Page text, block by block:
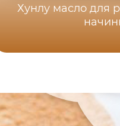
Хунлу масло для